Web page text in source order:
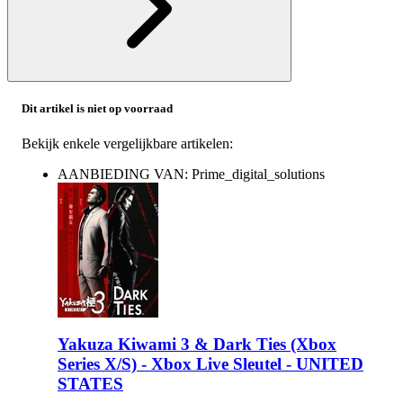
Dit artikel is niet op voorraad
Bekijk enkele vergelijkbare artikelen:
AANBIEDING VAN: Prime_digital_solutions
Yakuza Kiwami 3 & Dark Ties (Xbox
Series X/S) - Xbox Live Sleutel - UNITED
STATES